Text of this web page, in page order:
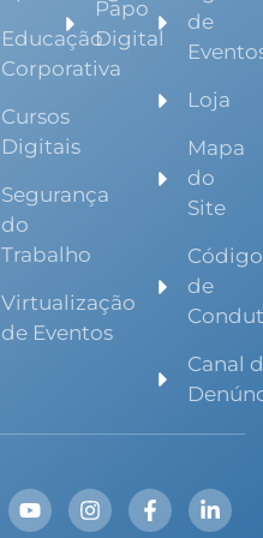
Educação
Corporativa
Cursos
Digitais
Segurança
do
Trabalho
Virtualização
de Eventos
Papo
Digital
de
Loja
Mapa
do
Site
Código
de
Canal